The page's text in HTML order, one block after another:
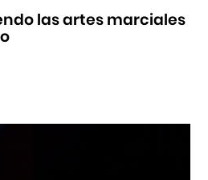
las artes marciales